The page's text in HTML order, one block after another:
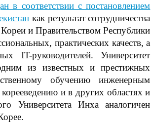
в соответствии с постановлением
как результат сотрудничества
и Правительством Республики
практических качеств, а
IT-руководителей. Университет
из известных и престижных
обучению инженерным
и в других областях и
Университета Инха аналогичен